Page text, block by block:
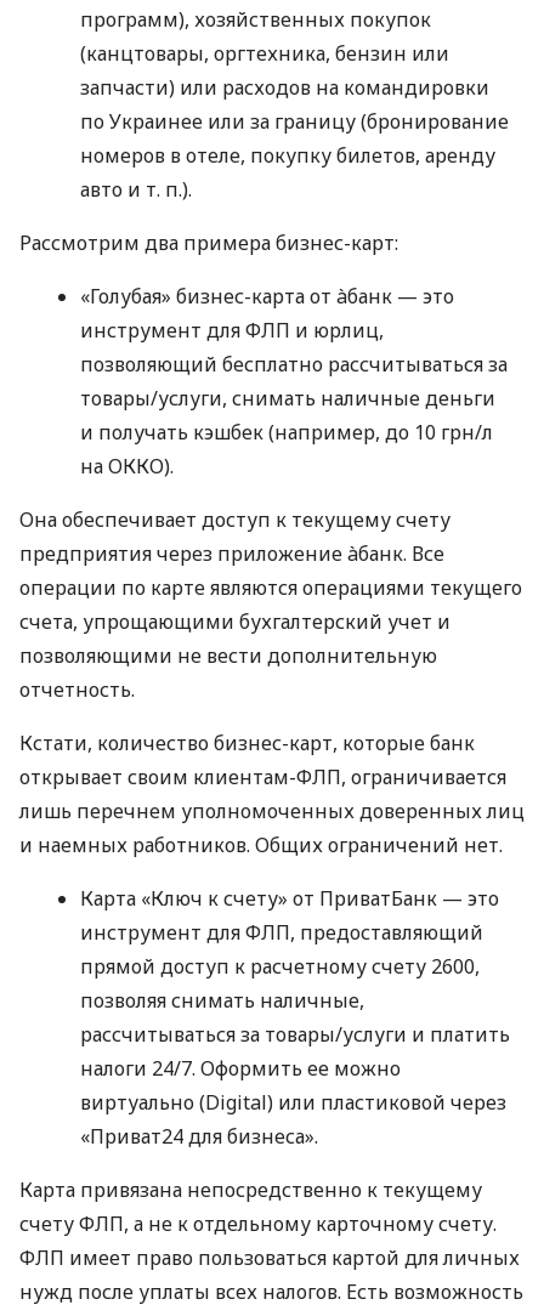
программ), хозяйственных покупок
(канцтовары, оргтехника, бензин или
запчасти) или расходов на командировки
по Украинее или за границу (бронирование
номеров в отеле, покупку билетов, аренду
авто и т. п.).
Рассмотрим два примера бизнес-карт:
«Голубая» бизнес-карта от àбанк — это
инструмент для ФЛП и юрлиц,
позволяющий бесплатно рассчитываться за
товары/услуги, снимать наличные деньги
и получать кэшбек (например, до 10 грн/л
на ОККО).
Она обеспечивает доступ к текущему счету
предприятия через приложение àбанк. Все
операции по карте являются операциями текущего
счета, упрощающими бухгалтерский учет и
позволяющими не вести дополнительную
отчетность.
Кстати, количество бизнес-карт, которые банк
открывает своим клиентам-ФЛП, ограничивается
лишь перечнем уполномоченных доверенных лиц
и наемных работников. Общих ограничений нет.
Карта «Ключ к счету» от ПриватБанк — это
инструмент для ФЛП, предоставляющий
прямой доступ к расчетному счету 2600,
позволяя снимать наличные,
рассчитываться за товары/услуги и платить
налоги 24/7. Оформить ее можно
виртуально (Digital) или пластиковой через
«Приват24 для бизнеса».
Карта привязана непосредственно к текущему
счету ФЛП, а не к отдельному карточному счету.
ФЛП имеет право пользоваться картой для личных
нужд после уплаты всех налогов. Есть возможность